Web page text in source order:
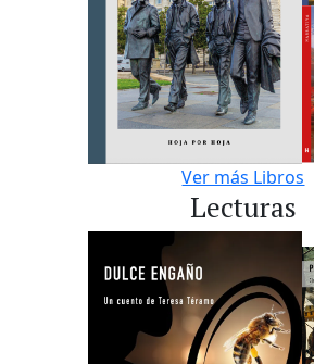
Ver más Libros
Lecturas